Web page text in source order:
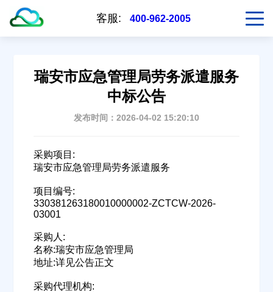
客服: 400-962-2005
瑞安市应急管理局劳务派遣服务
中标公告
发布时间：2026-04-02 15:20:10
采购项目:
瑞安市应急管理局劳务派遣服务
项目编号:
330381263180010000002-ZCTCW-2026-
03001
采购人:
名称:瑞安市应急管理局
地址:详见公告正文
采购代理机构: